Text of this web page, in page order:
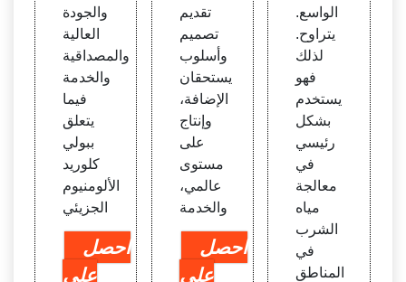
والجودة
العالية
والمصداقية
والخدمة
فيما
يتعلق
ببولي
كلوريد
الألومنيوم
الجزيئي
احصل
على
تقديم
تصميم
وأسلوب
يستحقان
الإضافة،
وإنتاج
على
مستوى
عالمي،
والخدمة
احصل
على
الواسع.
يتراوح.
لذلك
فهو
يستخدم
بشكل
رئيسي
في
معالجة
مياه
الشرب
في
المناطق